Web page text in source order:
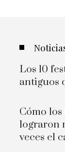
Los 10
antiguos
Cómo
lograron
veces el